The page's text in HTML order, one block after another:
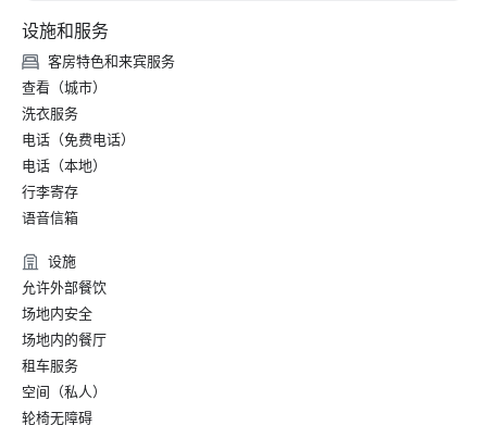
设施和服务
客房特色和来宾服务
查看（城市）
洗衣服务
电话（免费电话）
电话（本地）
行李寄存
语音信箱
设施
允许外部餐饮
场地内安全
场地内的餐厅
租车服务
空间（私人）
轮椅无障碍